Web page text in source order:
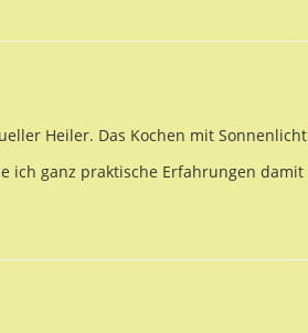
Heiler. Das Kochen mit Sonnenlicht
ich ganz praktische Erfahrungen damit